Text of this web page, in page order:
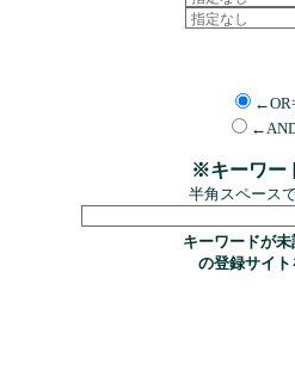
※キーワー
半角スペース
キーワードが
の登録サイ